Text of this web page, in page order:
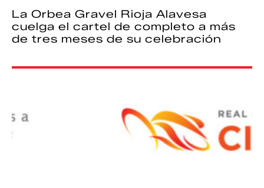
La Orbea Gravel Rioja Alavesa
cuelga el cartel de completo a más
de tres meses de su celebración